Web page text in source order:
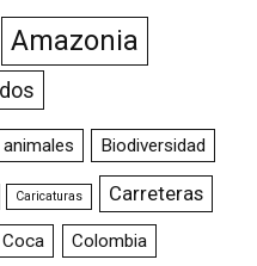
Amazonia
animales Biodiversidad
Caricaturas Carreteras
Coca Colombia